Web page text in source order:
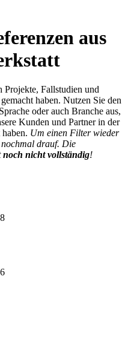
aus
Projekte, Fallstudien und
haben. Nutzen Sie den
oder auch Branche aus,
Kunden und Partner in der
Um einen Filter wieder
nochmal drauf. Die
noch nicht vollständig!